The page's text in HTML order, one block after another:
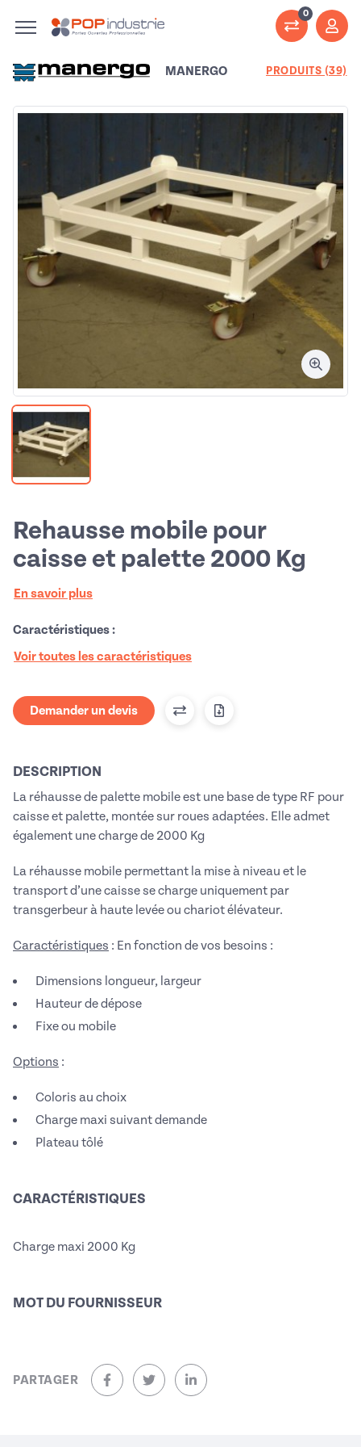
0
MANERGO PRODUITS (39)
Rehausse mobile pour
caisse et palette 2000 Kg
En savoir plus
Caractéristiques :
Voir toutes les caractéristiques
Demander un devis
DESCRIPTION
La réhausse de palette mobile est une base de type RF pour
caisse et palette, montée sur roues adaptées. Elle admet
également une charge de 2000 Kg
La réhausse mobile permettant la mise à niveau et le
transport d’une caisse se charge uniquement par
transgerbeur à haute levée ou chariot élévateur.
Caractéristiques : En fonction de vos besoins :
Dimensions longueur, largeur
Hauteur de dépose
Fixe ou mobile
Options :
Coloris au choix
Charge maxi suivant demande
Plateau tôlé
CARACTÉRISTIQUES
Charge maxi 2000 Kg
MOT DU FOURNISSEUR
PARTAGER
sur Facebook (nouvelle fenêtre)
sur Twitter (nouvelle fenêtre)
sur Linkedin (nouvelle fenêtre)